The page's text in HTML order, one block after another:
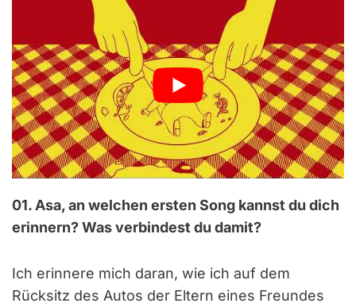
01. Asa, an welchen ersten Song kannst du dich
erinnern? Was verbindest du damit?
Ich erinnere mich daran, wie ich auf dem
Rücksitz des Autos der Eltern eines Freundes